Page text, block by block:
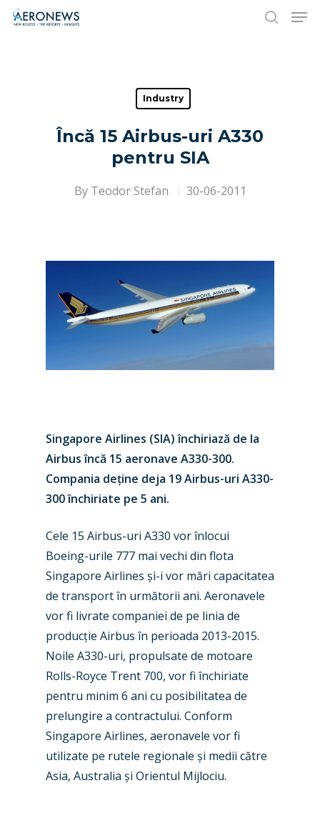
Hit enter to search or ESC to close
Industry
Încă 15 Airbus-uri A330
pentru SIA
By Teodor Stefan 30-06-2011
Singapore Airlines (SIA)închiriază de la
Airbus încă 15 aeronave A330-300.
Compania deține deja 19Airbus-uri A330-
300 închiriate pe 5 ani.
Cele 15 Airbus-uri A330 vor înlocui
Boeing-urile 777 mai vechi din flota
Singapore Airlines și-i vor mări capacitatea
de transport în următorii ani. Aeronavele
vor fi livrate companiei de pe linia de
producție Airbus în perioada 2013-2015.
Noile A330-uri, propulsate de motoare
Rolls-Royce Trent 700, vor fi închiriate
pentru minim 6 ani cu posibilitatea de
prelungire a contractului. Conform
Singapore Airlines, aeronavele vor fi
utilizate pe rutele regionale și medii către
Asia, Australia și Orientul Mijlociu.
New Routes
Industry
Accidents / Incidents
Airshows
Dubai 2025
Paris 2025
Farnborough 2024
Paris 2023
Farnborough 2022
Business Jets
Military
Trip Reports
Marketplace
Jobs